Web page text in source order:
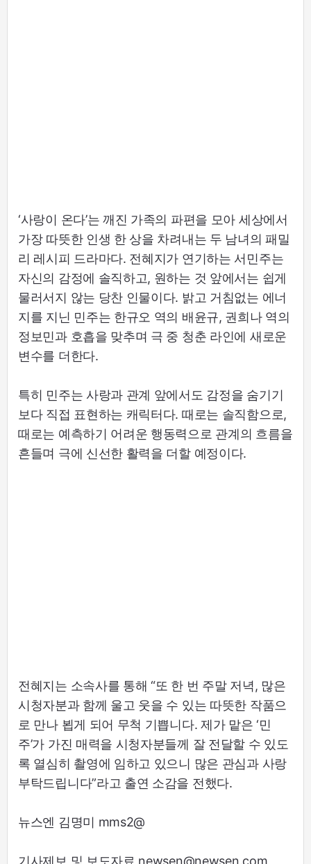
‘사랑이 온다’는 깨진 가족의 파편을 모아 세상에서
가장 따뜻한 인생 한 상을 차려내는 두 남녀의 패밀
리 레시피 드라마다. 전혜지가 연기하는 서민주는
자신의 감정에 솔직하고, 원하는 것 앞에서는 쉽게
물러서지 않는 당찬 인물이다. 밝고 거침없는 에너
지를 지닌 민주는 한규오 역의 배윤규, 권희나 역의
정보민과 호흡을 맞추며 극 중 청춘 라인에 새로운
변수를 더한다.
특히 민주는 사랑과 관계 앞에서도 감정을 숨기기
보다 직접 표현하는 캐릭터다. 때로는 솔직함으로,
때로는 예측하기 어려운 행동력으로 관계의 흐름을
흔들며 극에 신선한 활력을 더할 예정이다.
전혜지는 소속사를 통해 “또 한 번 주말 저녁, 많은
시청자분과 함께 울고 웃을 수 있는 따뜻한 작품으
로 만나 뵙게 되어 무척 기쁩니다. 제가 맡은 ‘민
주’가 가진 매력을 시청자분들께 잘 전달할 수 있도
록 열심히 촬영에 임하고 있으니 많은 관심과 사랑
부탁드립니다”라고 출연 소감을 전했다.
뉴스엔 김명미 mms2@